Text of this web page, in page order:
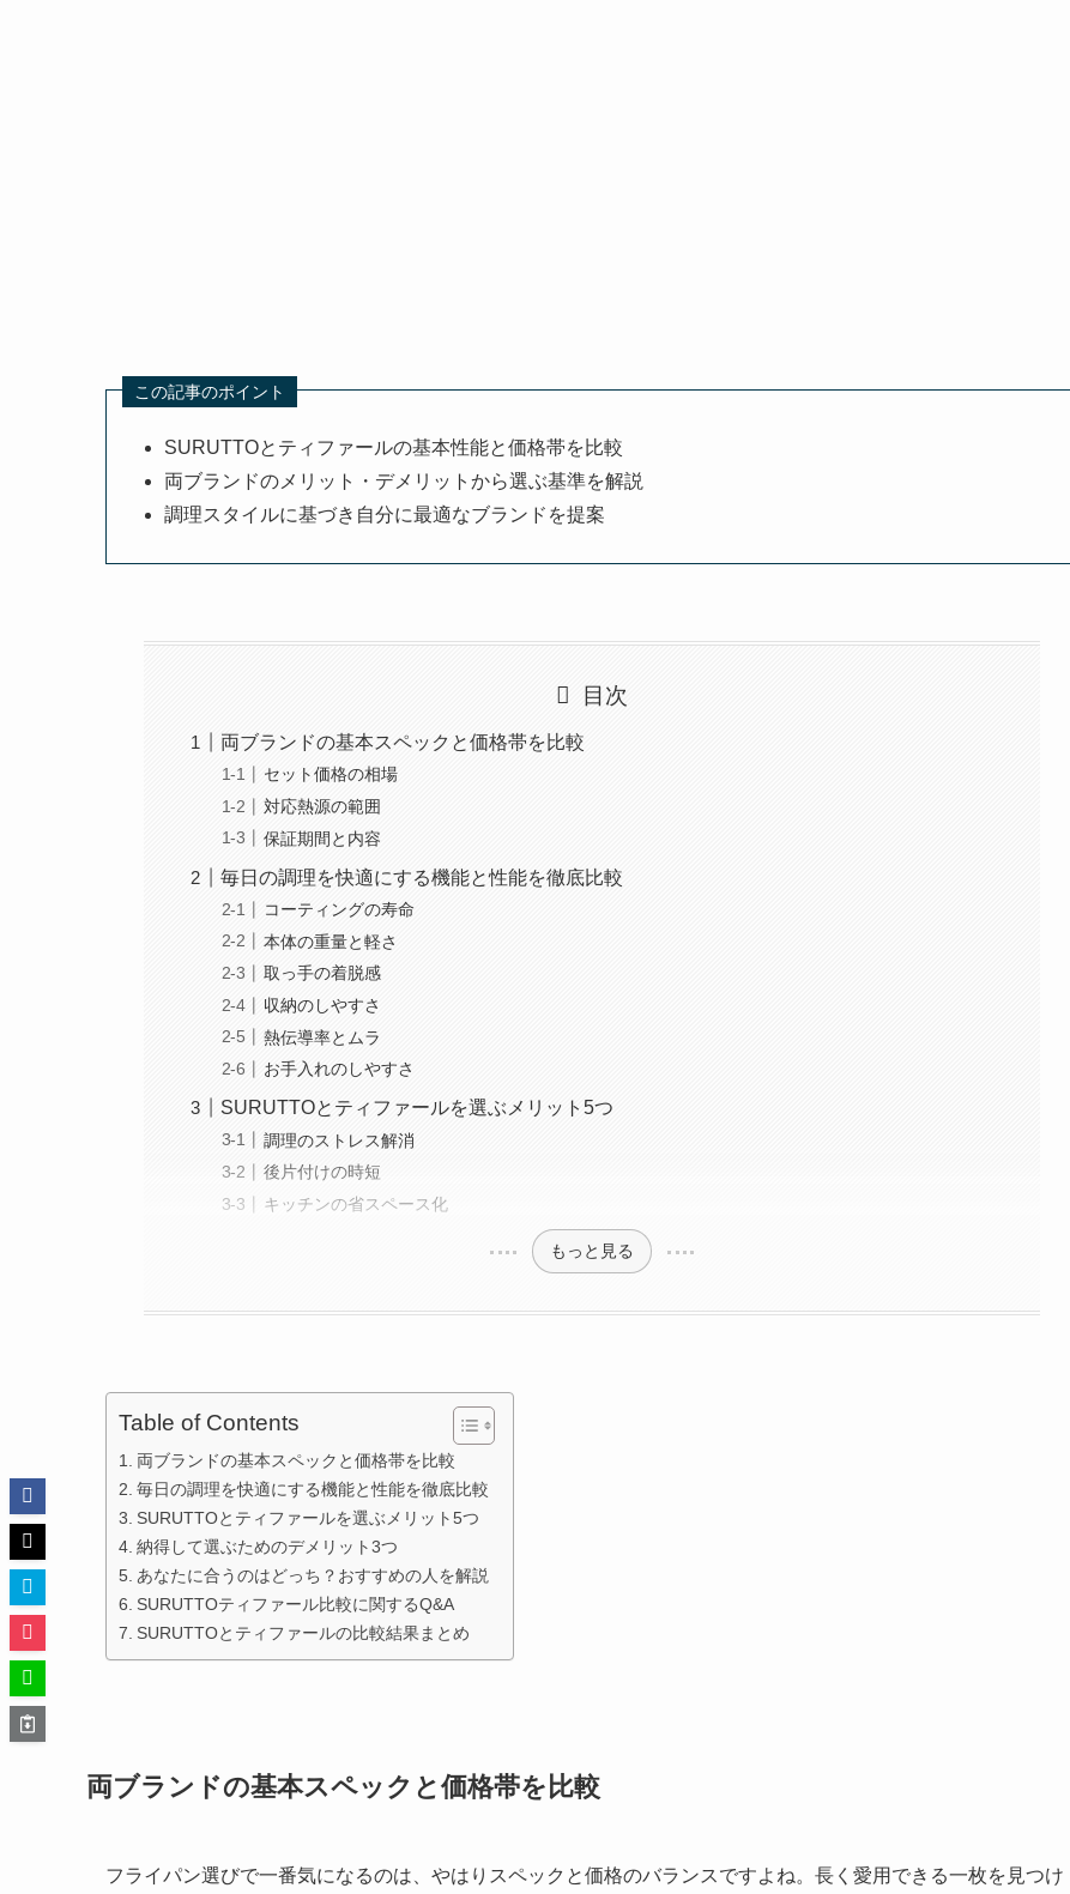
この記事のポイント
SURUTTOとティファールの基本性能と価格帯を比較
両ブランドのメリット・デメリットから選ぶ基準を解説
調理スタイルに基づき自分に最適なブランドを提案
目次
両ブランドの基本スペックと価格帯を比較
セット価格の相場
対応熱源の範囲
保証期間と内容
毎日の調理を快適にする機能と性能を徹底比較
コーティングの寿命
本体の重量と軽さ
取っ手の着脱感
収納のしやすさ
熱伝導率とムラ
お手入れのしやすさ
SURUTTOとティファールを選ぶメリット5つ
調理のストレス解消
後片付けの時短
キッチンの省スペース化
もっと見る
Table of Contents
両ブランドの基本スペックと価格帯を比較
毎日の調理を快適にする機能と性能を徹底比較
SURUTTOとティファールを選ぶメリット5つ
納得して選ぶためのデメリット3つ
あなたに合うのはどっち？おすすめの人を解説
SURUTTOティファール比較に関するQ&A
SURUTTOとティファールの比較結果まとめ
両ブランドの基本スペックと価格帯を比較
フライパン選びで一番気になるのは、やはりスペックと価格のバランスですよね。長く愛用できる一枚を見つけ